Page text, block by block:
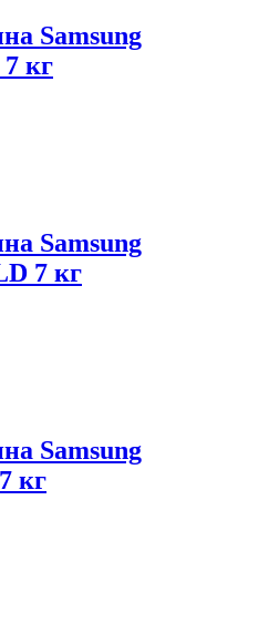
Samsung
кг
Samsung
7 кг
Samsung
кг